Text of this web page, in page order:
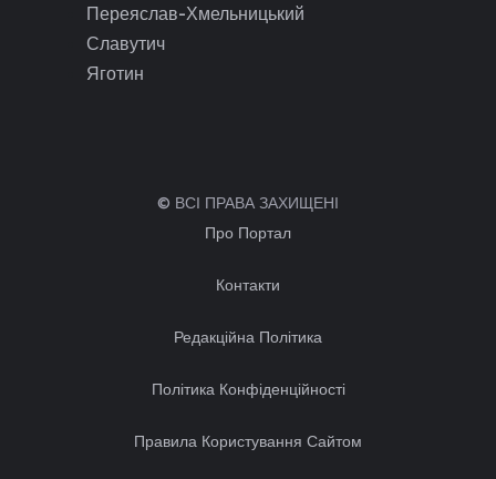
Переяслав-Хмельницький
Славутич
Яготин
© ВСІ ПРАВА ЗАХИЩЕНІ
Про Портал
Контакти
Редакційна Політика
Політика Конфіденційності
Правила Користування Сайтом